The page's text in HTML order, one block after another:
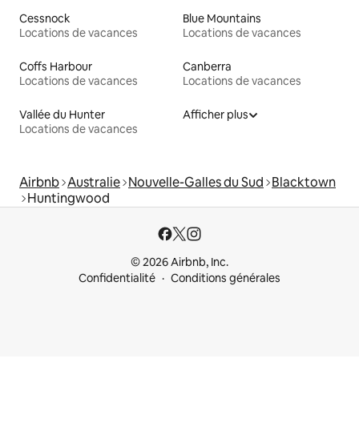
Cessnock
Locations de vacances
Blue Mountains
Locations de vacances
Coffs Harbour
Locations de vacances
Canberra
Locations de vacances
Vallée du Hunter
Locations de vacances
Afficher plus
Airbnb Australie Nouvelle-Galles du Sud Blacktown
Huntingwood
© 2026 Airbnb, Inc.
Confidentialité
Conditions générales